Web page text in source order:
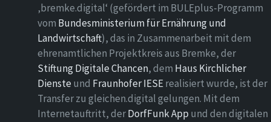
‚bremke.digital‘ (gefördert im BULEplus-Programm
vom Bundesministerium für Ernährung und
Landwirtschaft), das in Zusammenarbeit mit dem
ehrenamtlichen Projektkreis aus Bremke, der
Stiftung Digitale Chancen, dem Haus Kirchlicher
Dienste und Fraunhofer IESErealisiert wurde, ist der
Transfer zu gleichen.digital gelungen. Mit dem
Internetauftritt, derDorfFunk App und den digitalen